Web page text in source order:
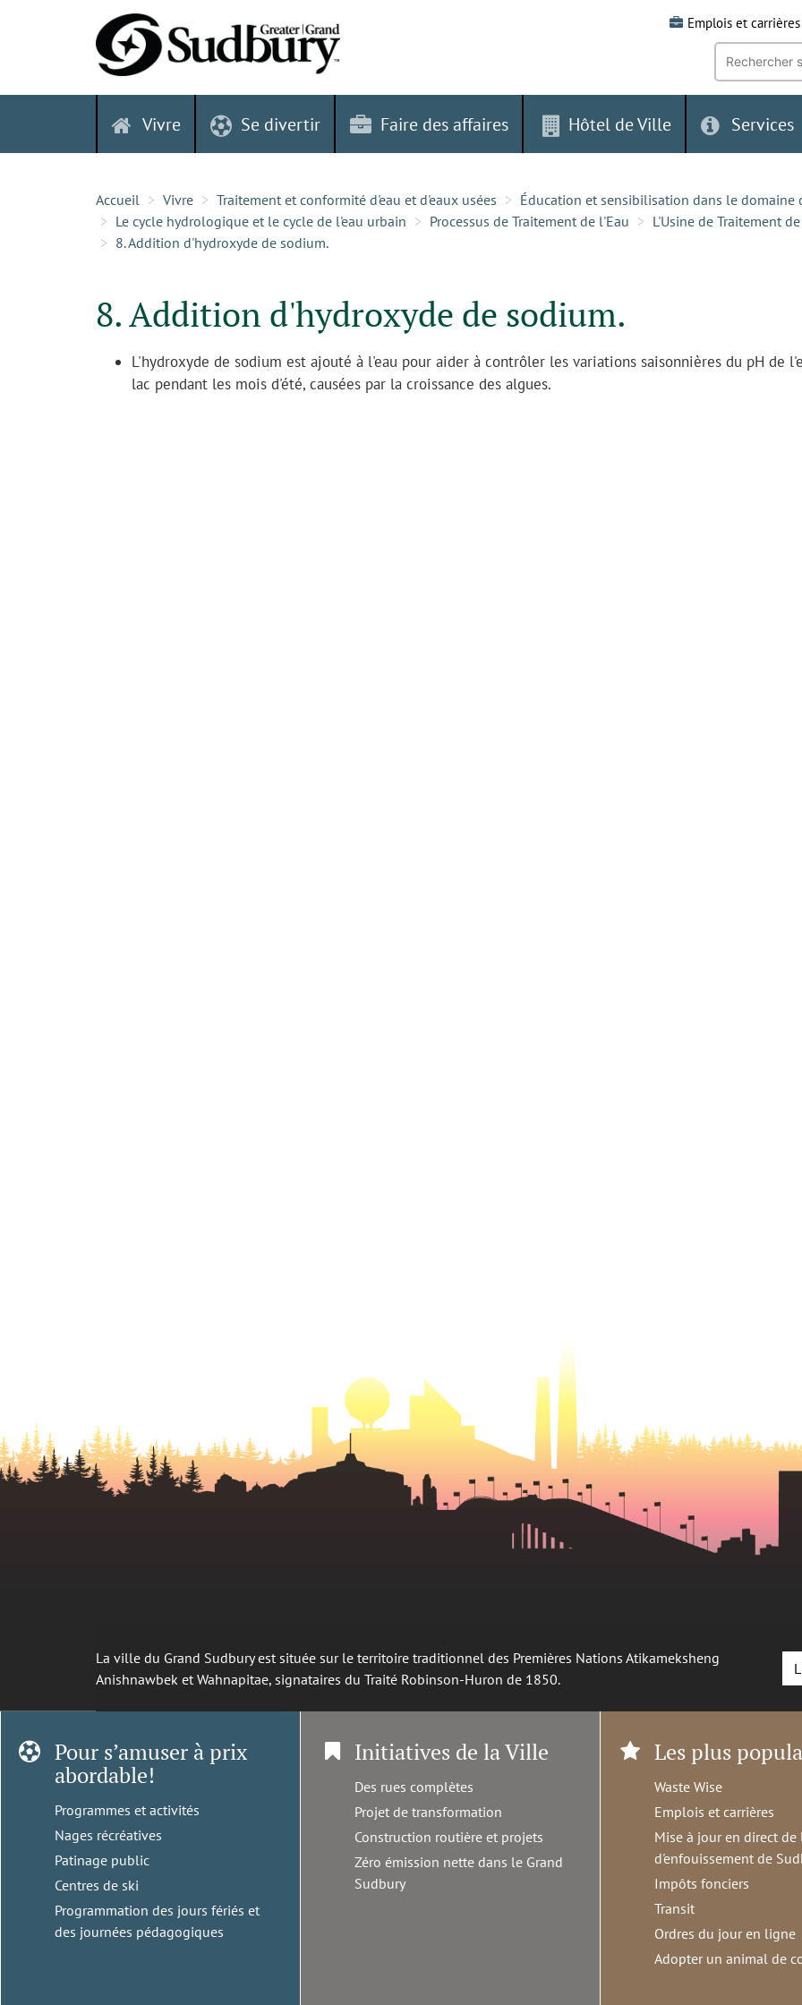
Emplois et carrières
Recherche
mot-
clé:
Vivre Se divertir Faire des affaires Hôtel de Ville Services
Accueil Vivre Traitement et conformité d'eau et d'eaux usées
Éducation et sensibilisation dans le domaine
Le cycle hydrologique et le cycle de l'eau urbain
Processus de Traitement de l'Eau
L'Usine de Traitement
8. Addition d'hydroxyde de sodium.
8. Addition d'hydroxyde de sodium.
L'hydroxyde de sodium est ajouté à l'eau pour aider à contrôler les variations saisonnières du pH de
lac pendant les mois d'été, causées par la croissance des algues.
La ville du Grand Sudbury est située sur le territoire traditionnel des Premières Nations Atikameksheng
Anishnawbek et Wahnapitae, signataires du Traité Robinson-Huron de 1850.
Pour s’amuser à prix
abordable!
Programmes et activités
Nages récréatives
Patinage public
Centres de ski
Programmation des jours fériés et
des journées pédagogiques
Initiatives de la Ville
Des rues complètes
Projet de transformation
Construction routière et projets
Zéro émission nette dans le Grand
Sudbury
Les plus
Waste Wise
Emplois et carrières
Mise à jour en direct de
d'enfouissement de
Impôts fonciers
Transit
Ordres du jour en ligne
Adopter un animal de